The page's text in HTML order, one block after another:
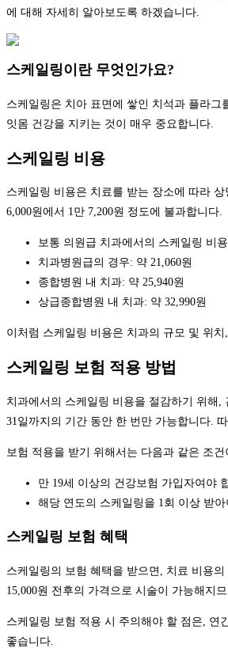
에 대해 자세히 알아보도록 하겠습니다.
스케일링이란 무엇인가요?
스케일링은 치아 표면에 쌓인 치석과 플라
잇몸 건강을 지키는 것이 매우 중요합니다.
스케일링 비용
스케일링 비용은 치료를 받는 장소에 따라
6,000원에서 1만 7,200원 정도에 불과합니다.
보통 의원급 치과에서의 스케일링 비
치과병원급의 경우: 약 21,060원
종합병원 내 치과: 약 25,940원
상급종합병원 내 치과: 약 32,990원
이처럼 스케일링 비용은 치과의 규모 및 위
스케일링 보험 적용 방법
치과에서의 스케일링 비용을 절감하기 위해
31일까지의 기간 동안 한 번만 가능합니다.
보험 적용을 받기 위해서는 다음과 같은 조
만 19세 이상의 건강보험 가입자여야
해당 연도의 스케일링을 1회 이상 받아
스케일링 보험 혜택
스케일링의 보험 혜택을 받으면, 치료 비용
15,000원 전후의 가격으로 시술이 가능해지
스케일링 보험 적용 시 주의해야 할 점은, 연
좋습니다.